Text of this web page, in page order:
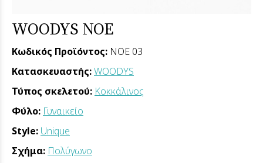
WOODYS NOE
Κωδικός Προϊόντος: NOE 03
Κατασκευαστής:WOODYS
Τύπος σκελετού: Κοκκάλινος
Φύλο: Γυναικείο
Style: Unique
Σχήμα: Πολύγωνο